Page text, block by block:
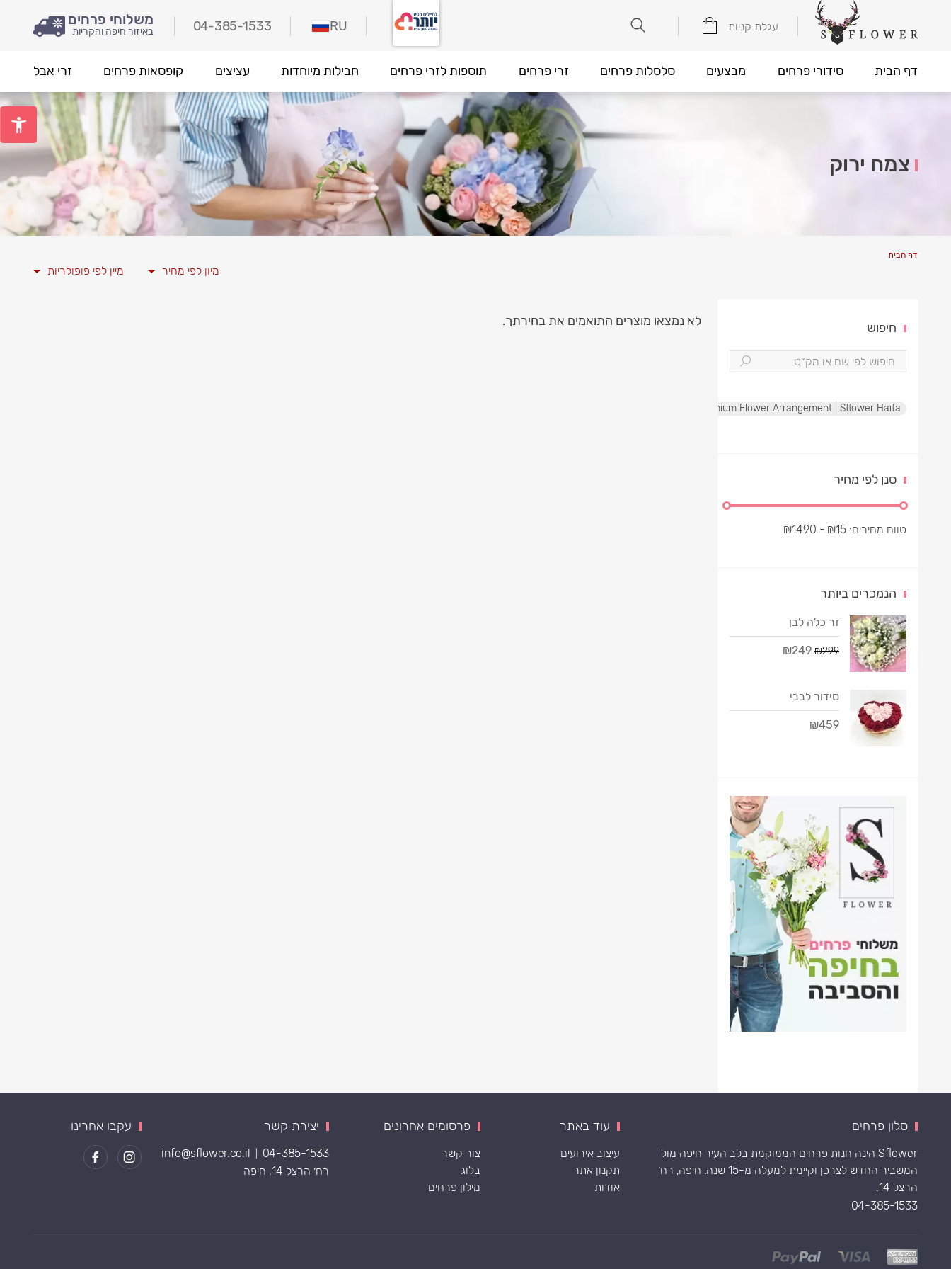
עגלת קניות משלוחי פרחים
באיזור חיפה והקריות 04-385-1533 RU
דף הבית סידורי פרחים מבצעים סלסלות פרחים זרי פרחים תוספות לזרי פרחים חבילות מיוחדות עציצים קופסאות פרחים זרי אבל
צמח ירוק
דף הבית
מיון לפי מחיר מיין לפי פופולריות
לא נמצאו מוצרים התואמים את בחירתך. חיפוש
Luxury Red & White Rose Box | Premium Flower Arrangement | Sflower Haifa
סנן לפי מחיר
טווח מחירים: ₪15
- ₪
1490
הנמכרים ביותר
זר כלה לבן
₪299
₪249
סידור לבבי
₪459
סלון פרחים
Sflower הינה חנות פרחים הממוקמת בלב העיר חיפה מול
המשביר החדש לצרכן וקיימת למעלה מ-15 שנה. חיפה, רח׳
הרצל 14.
04-385-1533
עוד באתר
עיצוב אירועים
תקנון אתר
אודות
פרסומים אחרונים
צור קשר
בלוג
מילון פרחים
יצירת קשר
04-385-1533
info@sflower.co.il
רח׳ הרצל 14, חיפה
עקבו אחרינו